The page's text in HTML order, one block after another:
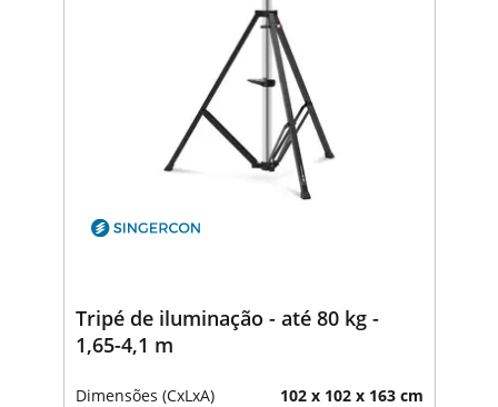
Tripé de iluminação - até 80 kg -
1,65-4,1 m
Dimensões (CxLxA) 102 x 102 x 163 cm